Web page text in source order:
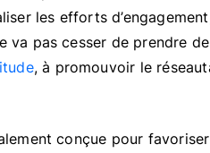
les efforts
va pas cesser de prendre
, à promouvoir le
conçue pour